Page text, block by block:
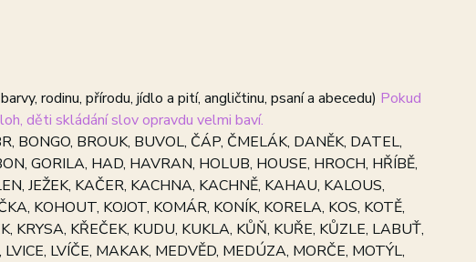
rodinu, přírodu, jídlo a pití, angličtinu, psaní a abecedu) Pokud
děti skládání slov opravdu velmi baví.
BONGO, BROUK, BUVOL, ČÁP, ČMELÁK, DANĚK, DATEL,
GORILA, HAD, HAVRAN, HOLUB, HOUSE, HROCH, HŘÍBĚ,
JEŽEK, KAČER, KACHNA, KACHNĚ, KAHAU, KALOUS,
KOHOUT, KOJOT, KOMÁR, KONÍK, KORELA, KOS, KOTĚ,
KRYSA, KŘEČEK, KUDU, KUKLA, KŮŇ, KUŘE, KŮZLE, LABUŤ,
LVÍČE, MAKAK, MEDVĚD, MEDÚZA, MORČE, MOTÝL,